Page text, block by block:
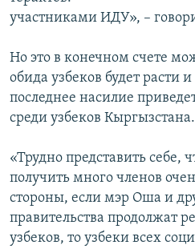
участниками ИДУ», –
Но это в конечном счете
обида узбеков будет расти
последнее насилие
среди узбеков Кыргызстана.
«Трудно представить себе,
получить много членов
стороны, если мэр Оша и
правительства продолжат
узбеков, то узбеки всех